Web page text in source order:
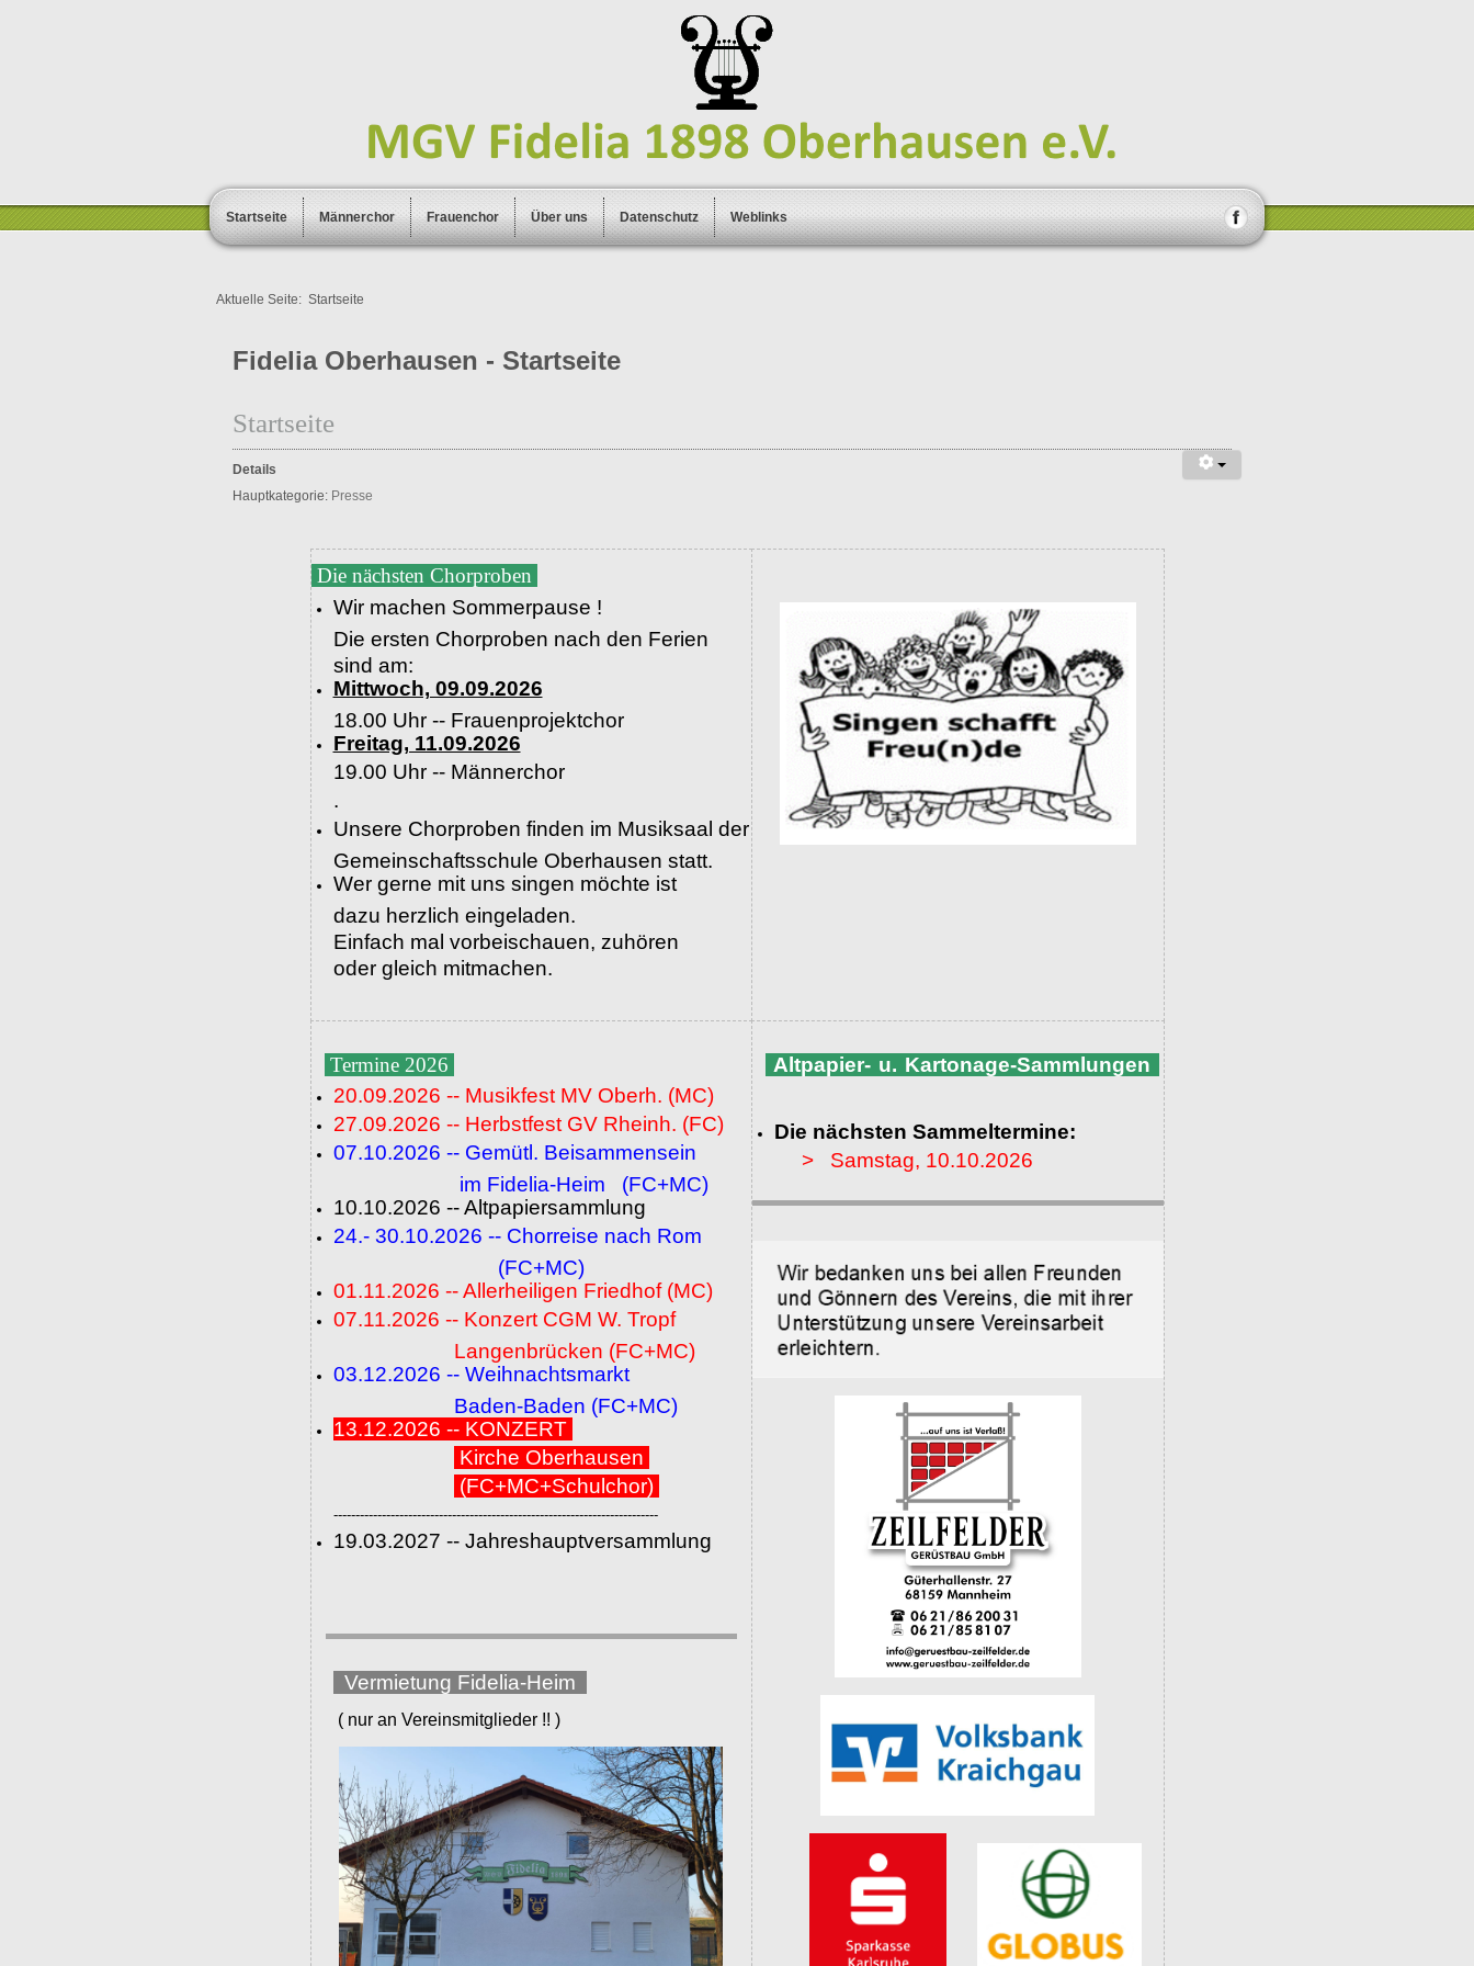
Startseite Männerchor Frauenchor Über uns Datenschutz Weblinks
Aktuelle Seite: Startseite
Fidelia Oberhausen - Startseite
Startseite
Details
Hauptkategorie: Presse
Die nächsten Chorproben
Wir machen Sommerpause !
Die ersten Chorproben nach den Ferien
sind am:
Mittwoch, 09.09.2026
18.00 Uhr -- Frauenprojektchor
Freitag, 11.09.2026
19.00 Uhr -- Männerchor
.
Unsere Chorproben finden im Musiksaal der
Gemeinschaftsschule Oberhausen statt.
Wer gerne mit uns singen möchte ist
dazu herzlich eingeladen.
Einfach mal vorbeischauen, zuhören
oder gleich mitmachen.
Termine 2026
20.09.2026 -- Musikfest MV Oberh. (MC)
27.09.2026 -- Herbstfest GV Rheinh. (FC)
07.10.2026 -- Gemütl. Beisammensein
im Fidelia-Heim (FC+MC)
10.10.2026 -- Altpapiersammlung
24.- 30.10.2026 -- Chorreise nach Rom
(FC+MC)
01.11.2026 -- Allerheiligen Friedhof (MC)
07.11.2026 -- Konzert CGM W. Tropf
Langenbrücken (FC+MC)
03.12.2026 -- Weihnachtsmarkt
Baden-Baden (FC+MC)
13.12.2026 -- KONZERT
Kirche Oberhausen
(FC+MC+Schulchor)
--------------------------------------------------------------------------
19.03.2027 -- Jahreshauptversammlung
Vermietung Fidelia-Heim
( nur an Vereinsmitglieder !! )
Altpapier- u. Kartonage-Sammlungen
Die nächsten Sammeltermine:
> Samstag, 10.10.2026